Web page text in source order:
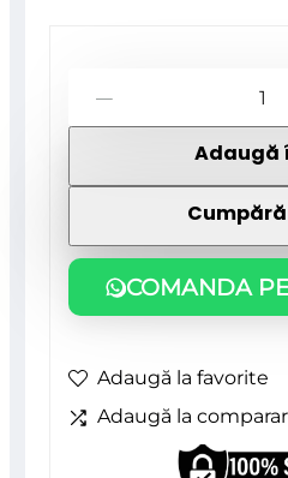
COMANDA
Banda
mm
x
33
Indoor
Profesional,
Adaugă
Adaugă la favorite
Adaugă la